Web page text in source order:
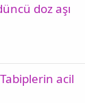
doz aşı
acil